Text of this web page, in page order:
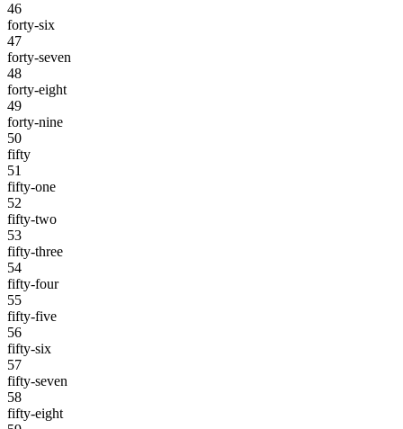
46
forty-six
47
forty-seven
48
forty-eight
49
forty-nine
50
fifty
51
fifty-one
52
fifty-two
53
fifty-three
54
fifty-four
55
fifty-five
56
fifty-six
57
fifty-seven
58
fifty-eight